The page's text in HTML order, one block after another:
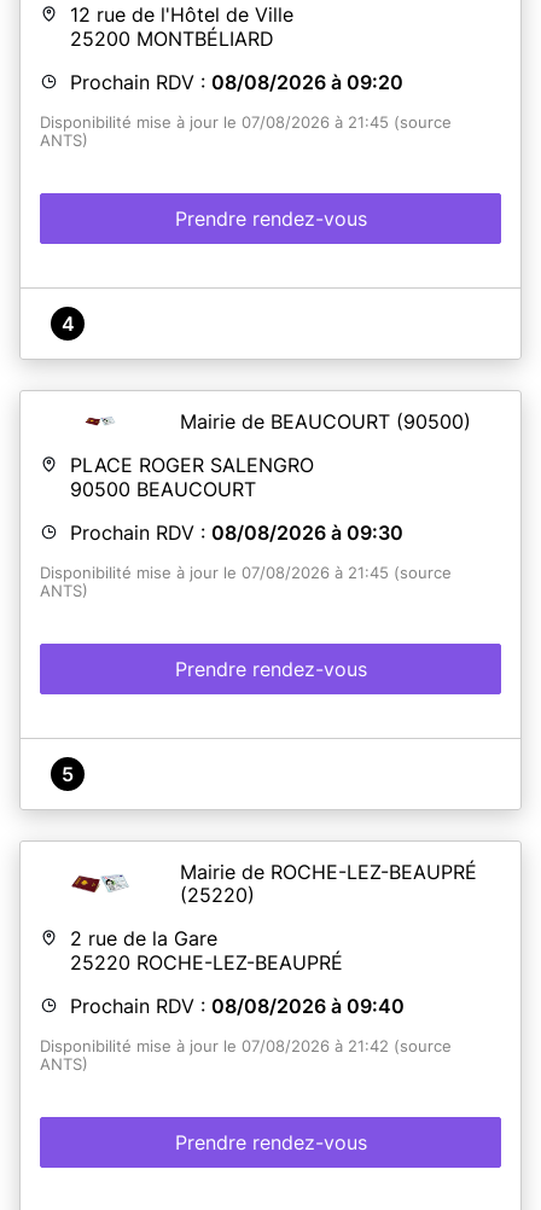
12 rue de l'Hôtel de Ville
25200 MONTBÉLIARD
Prochain RDV : 08/08/2026 à 09:20
Disponibilité mise à jour le 07/08/2026 à 21:45 (source
ANTS)
Prendre rendez-vous
4
Mairie de BEAUCOURT (90500)
PLACE ROGER SALENGRO
90500 BEAUCOURT
Prochain RDV : 08/08/2026 à 09:30
Disponibilité mise à jour le 07/08/2026 à 21:45 (source
ANTS)
Prendre rendez-vous
5
Mairie de ROCHE-LEZ-BEAUPRÉ
(25220)
2 rue de la Gare
25220 ROCHE-LEZ-BEAUPRÉ
Prochain RDV : 08/08/2026 à 09:40
Disponibilité mise à jour le 07/08/2026 à 21:42 (source
ANTS)
Prendre rendez-vous